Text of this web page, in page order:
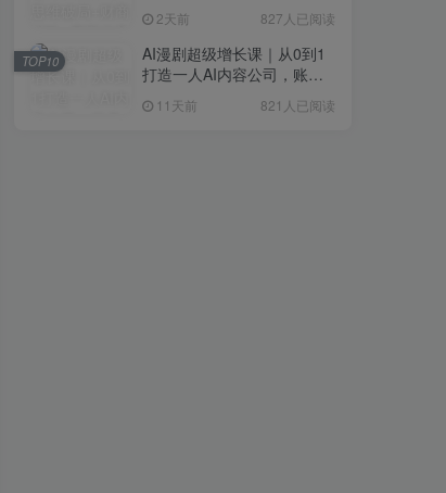
度解析全体系
2天前 827人已阅读
AI漫剧超级增长课｜从0到1
打造一人AI内容公司，账号
流程实战
11天前 821人已阅读
TOP10